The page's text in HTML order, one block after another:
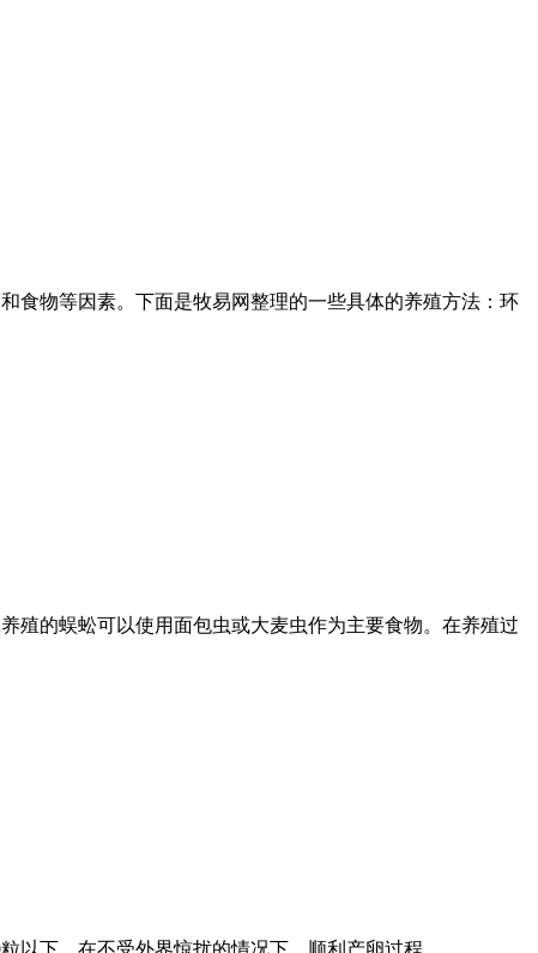
食物等因素。下面是牧易网整理的一些具体的养殖方法：环
殖的蜈蚣可以使用面包虫或大麦虫作为主要食物。在养殖过
以下。在不受外界惊扰的情况下，顺利产卵过程